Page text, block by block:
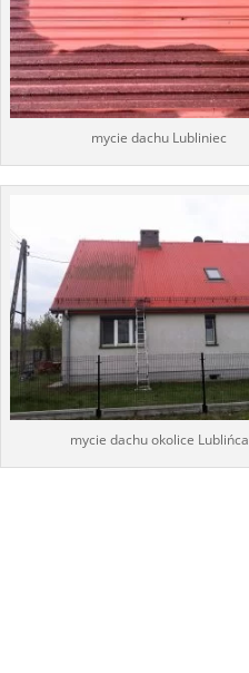
mycie dachu Lubliniec
mycie dachu okolice Lublińca